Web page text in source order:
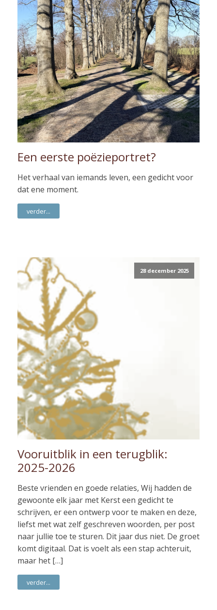
Een eerste poëzieportret?
Het verhaal van iemands leven, een gedicht voor
dat ene moment.
verder...
28 december 2025
Vooruitblik in een terugblik:
2025-2026
Beste vrienden en goede relaties, Wij hadden de
gewoonte elk jaar met Kerst een gedicht te
schrijven, er een ontwerp voor te maken en deze,
liefst met wat zelf geschreven woorden, per post
naar jullie toe te sturen. Dit jaar dus niet. De groet
komt digitaal. Dat is voelt als een stap achteruit,
maar het […]
verder...